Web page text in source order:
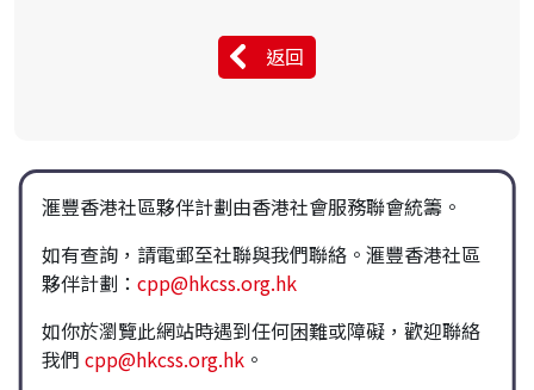
返回
滙豐香港社區夥伴計劃由香港社會服務聯會統籌。
如有查詢，請電郵至社聯與我們聯絡。滙豐香港社區
夥伴計劃： cpp@hkcss.org.hk
如你於瀏覽此網站時遇到任何困難或障礙，歡迎聯絡
我們 cpp@hkcss.org.hk。